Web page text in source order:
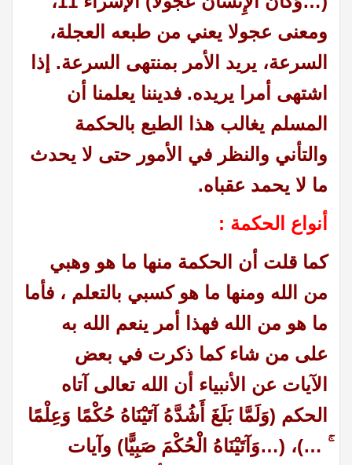
ومعنى عجولا يعني من طبعه العجلة،
السرعة، يريد الأمر بمنتهى السرعة. إذا
اشتهى أمرا يريده. فديننا يعلمنا أن
المسلم يغالب هذا الطبع بالحكمة
والتأني والنظر في الأمور حتى لا يحدث
ما لا يحمد عقباه.
أنواع الحكمة :
كما قلت أن الحكمة منها ما هو وهبي
من الله ومنها ما هو كسبي بالتعلم ، فأما
ما هو من الله فهذا أمر ينعم الله به
على من شاء كما ذكرت في بعض
الآيات عن الأنبياء أن الله تعالى آتاه
الحكم (وَلَمَّا بَلَغَ أَشُدَّهُ آتَيْنَاهُ حُكْمًا وَعِلْمًا
ۚ …)، (…وَآتَيْنَاهُ الْحُكْمَ صَبِيًّا) وآيات